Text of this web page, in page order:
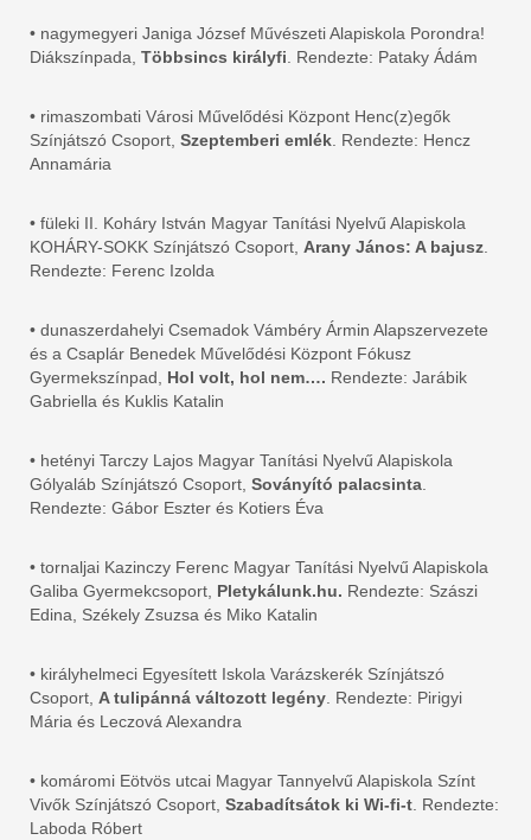
• nagymegyeri Janiga József Művészeti Alapiskola Porondra!
Diákszínpada, Többsincs királyfi . Rendezte: Pataky Ádám
• rimaszombati Városi Művelődési Központ Henc(z)egők
Színjátszó Csoport, Szeptemberi emlék . Rendezte: Hencz
Annamária
• füleki II. Koháry István Magyar Tanítási Nyelvű Alapiskola
KOHÁRY-SOKK Színjátszó Csoport, Arany János: A bajusz
Rendezte: Ferenc Izolda
• dunaszerdahelyi Csemadok Vámbéry Ármin Alapszervezete
és a Csaplár Benedek Művelődési Központ Fókusz
Gyermekszínpad, Hol volt, hol nem…. Rendezte: Jarábik
Gabriella és Kuklis Katalin
• hetényi Tarczy Lajos Magyar Tanítási Nyelvű Alapiskola
Gólyaláb Színjátszó Csoport, Soványító palacsinta
Rendezte: Gábor Eszter és Kotiers Éva
• tornaljai Kazinczy Ferenc Magyar Tanítási Nyelvű Alapiskola
Galiba Gyermekcsoport, Pletykálunk.hu. Rendezte: Szászi
Edina, Székely Zsuzsa és Miko Katalin
• királyhelmeci Egyesített Iskola Varázskerék Színjátszó
Csoport, A tulipánná változott legény . Rendezte: Pirigyi
Mária és Leczová Alexandra
• komáromi Eötvös utcai Magyar Tannyelvű Alapiskola Színt
Vivők Színjátszó Csoport, Szabadítsátok ki Wi-fi-t . Rendezte:
Laboda Róbert